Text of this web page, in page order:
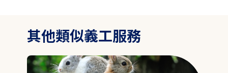
其他類似義工服務